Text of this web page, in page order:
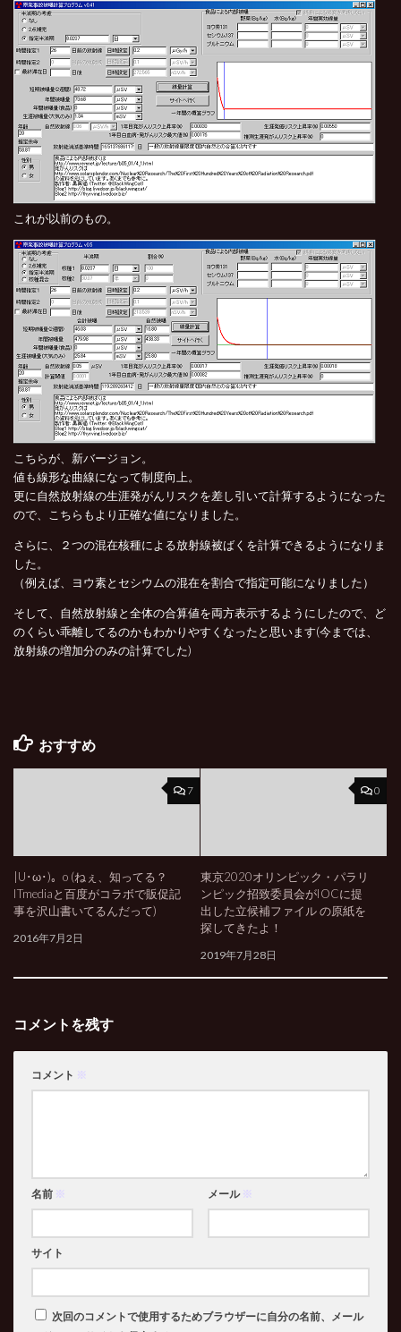
これが以前のもの。
こちらが、新バージョン。
値も線形な曲線になって制度向上。
更に自然放射線の生涯発がんリスクを差し引いて計算するようになった
ので、こちらもより正確な値になりました。
さらに、２つの混在核種による放射線被ばくを計算できるようになりま
した。
（例えば、ヨウ素とセシウムの混在を割合で指定可能になりました）
そして、自然放射線と全体の合算値を両方表示するようにしたので、ど
のくらい乖離してるのかもわかりやすくなったと思います(今までは、
放射線の増加分のみの計算でした)
おすすめ
7
|U･ω･)。o (ねぇ、知ってる？
ITmediaと百度がコラボで販促記
事を沢山書いてるんだって)
2016年7月2日
0
東京2020オリンピック・パラリ
ンピック招致委員会がIOCに提
出した立候補ファイル の原紙を
探してきたよ！
2019年7月28日
コメントを残す
コメント ※
名前 ※ メール ※
サイト
次回のコメントで使用するためブラウザーに自分の名前、メール